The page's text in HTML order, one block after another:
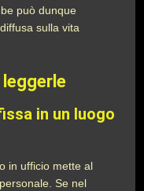
può dunque
sulla vita
in un luogo
in ufficio mette al
Se nel